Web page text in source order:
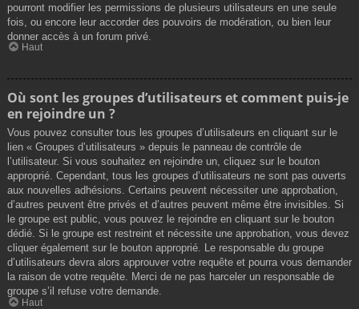
pourront modifier les permissions de plusieurs utilisateurs en une seule
fois, ou encore leur accorder des pouvoirs de modération, ou bien leur
donner accès à un forum privé.
Haut
Où sont les groupes d’utilisateurs et comment puis-je
en rejoindre un ?
Vous pouvez consulter tous les groupes d’utilisateurs en cliquant sur le
lien « Groupes d’utilisateurs » depuis le panneau de contrôle de
l’utilisateur. Si vous souhaitez en rejoindre un, cliquez sur le bouton
approprié. Cependant, tous les groupes d’utilisateurs ne sont pas ouverts
aux nouvelles adhésions. Certains peuvent nécessiter une approbation,
d’autres peuvent être privés et d’autres peuvent même être invisibles. Si
le groupe est public, vous pouvez le rejoindre en cliquant sur le bouton
dédié. Si le groupe est restreint et nécessite une approbation, vous devez
cliquer également sur le bouton approprié. Le responsable du groupe
d’utilisateurs devra alors approuver votre requête et pourra vous demander
la raison de votre requête. Merci de ne pas harceler un responsable de
groupe s’il refuse votre demande.
Haut